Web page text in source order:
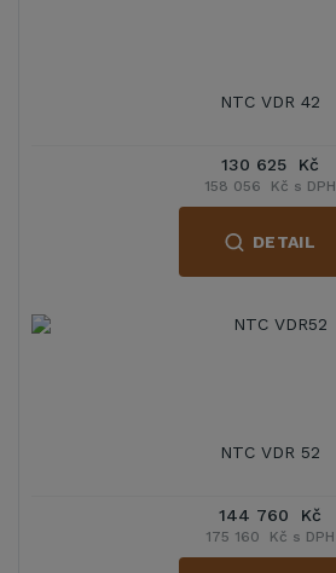
NTC VDR 42
130 625 Kč
158 056 Kč s DPH
DETAIL
NTC VDR 52
144 760 Kč
175 160 Kč s DPH